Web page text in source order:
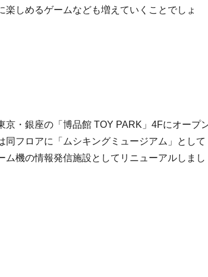
しめるゲームなども増えていくことでしょ
・銀座の「博品館 TOY PARK」4Fにオープ
フロアに「ムシキングミュージアム」として
機の情報発信施設としてリニューアルしまし